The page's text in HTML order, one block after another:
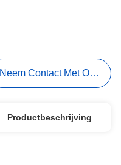
Neem Contact Met Ons Op
Productbeschrijving